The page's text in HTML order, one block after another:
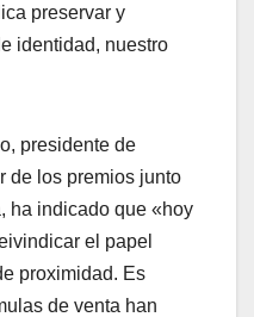
preservar y
identidad, nuestro
presidente de
de los premios junto
ha indicado que «hoy
el papel
proximidad. Es
de venta han